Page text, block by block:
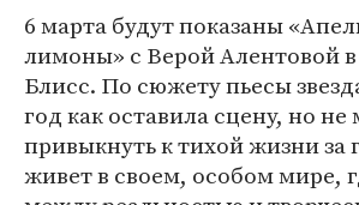
6 марта будут показаны
лимоны» с Верой Алентовой
Блисс. По сюжету пьесы
год как оставила сцену, но
привыкнуть к тихой жизни за
живет в своем, особом мире,